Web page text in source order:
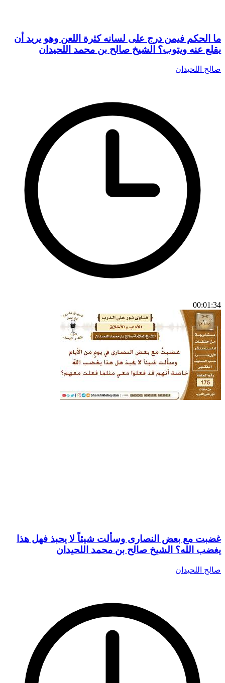
ما الحكم فيمن درج على لسانه كثرة اللعن وهو يريد أن
يقلع عنه ويتوب؟ الشيخ صالح بن محمد اللحيدان
صالح اللحيدان
00:01:34
غضبت مع بعض النصارى وسألت شيئاً لا يحبذ فهل هذا
يغضب الله؟ الشيخ صالح بن محمد اللحيدان
صالح اللحيدان